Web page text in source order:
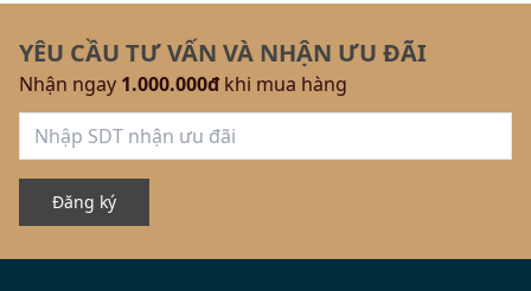
YÊU CẦU TƯ VẤN VÀ NHẬN ƯU ĐÃI
Nhận ngay 1.000.000đ khi mua hàng
Đăng ký